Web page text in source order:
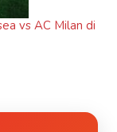
vs AC Milan di